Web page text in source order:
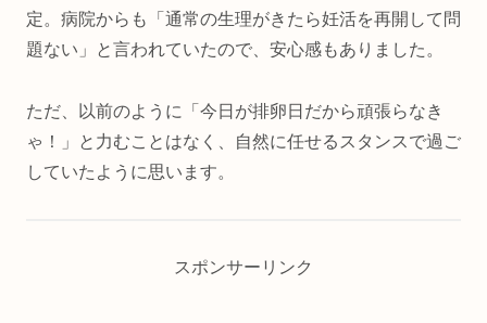
定。病院からも「通常の生理がきたら妊活を再開して問
題ない」と言われていたので、安心感もありました。
ただ、以前のように「今日が排卵日だから頑張らなき
ゃ！」と力むことはなく、自然に任せるスタンスで過ご
していたように思います。
スポンサーリンク